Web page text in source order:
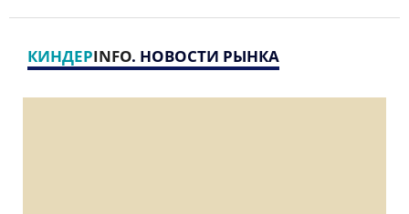
КИНДЕРINFO. НОВОСТИ РЫНКА